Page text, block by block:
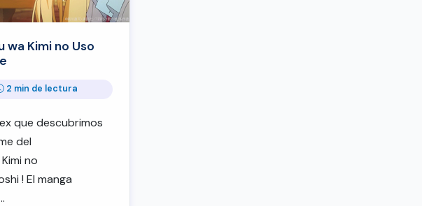
wa Kimi no Uso
2 min de lectura
que descubrimos
del
no
! El manga